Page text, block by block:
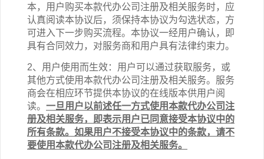
本，用户购买本款代办公司注册及相关服务时，应
认真阅读本协议后，须保持本协议为勾选状态，方
可进入下一步购买流程。本协议一经用户确认，即
具有合同效力，对服务商和用户具有法律约束力。
2、用户使用而生效：用户可以通过获取服务 ，或
其他方式使用本款代办公司注册及相关服务。服务
商会在相应环节提供本协议的在线版本供用户阅
读。 一旦用户以前述任一方式使用本款代办公司注
册及相关服务，即表示用户已同意接受本协议中的
所有条款。如果用户不接受本协议中的条款，请不
要使用本款代办公司注册及相关服务。